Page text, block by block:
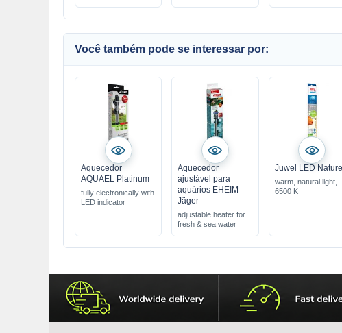
Você também pode se interessar por:
Aquecedor
AQUAEL Platinum
fully electronically with
LED indicator
Aquecedor
ajustável para
aquários EHEIM
Jäger
adjustable heater for
fresh & sea water
Juwel LED Nature
warm, natural light,
6500 K